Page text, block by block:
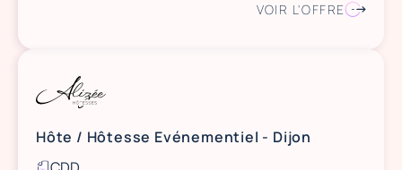
VOIR L'OFFRE
Hôte / Hôtesse Evénementiel - Dijon